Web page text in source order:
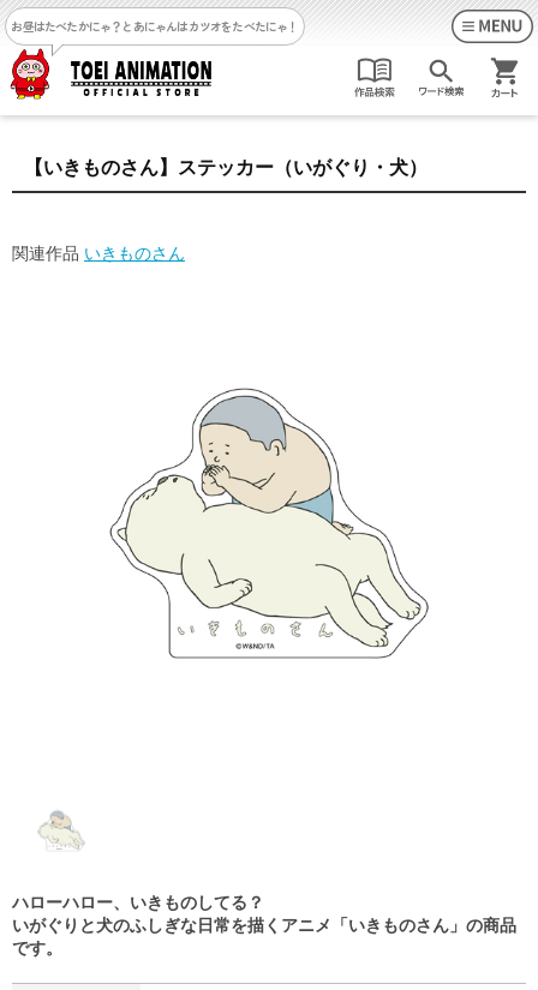
お昼はたべたかにゃ？ とあにゃんはカツオをたべたにゃ！
【いきものさん】ステッカー（いがぐり・犬）
関連作品 いきものさん
ハローハロー、いきものしてる？
いがぐりと犬のふしぎな日常を描くアニメ「いきものさん」の商品
です。